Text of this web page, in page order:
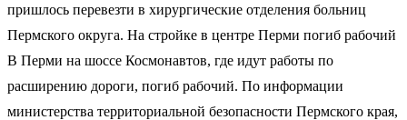
пришлось перевезти в хирургические отделения больниц
Пермского округа. На стройке в центре Перми погиб рабочий
В Перми на шоссе Космонавтов, где идут работы по
расширению дороги, погиб рабочий. По информации
министерства территориальной безопасности Пермского края,